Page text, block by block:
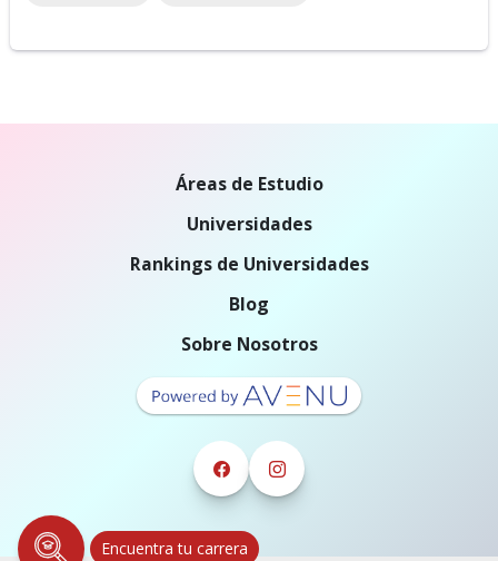
Encuentra tu carrera
Áreas de Estudio
Universidades
Rankings de Universidades
Blog
Sobre Nosotros